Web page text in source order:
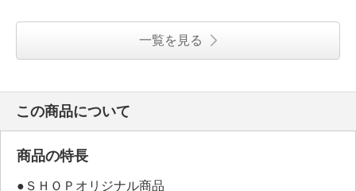
一覧を見る
この商品について
商品の特長
●ＳＨＯＰオリジナル商品